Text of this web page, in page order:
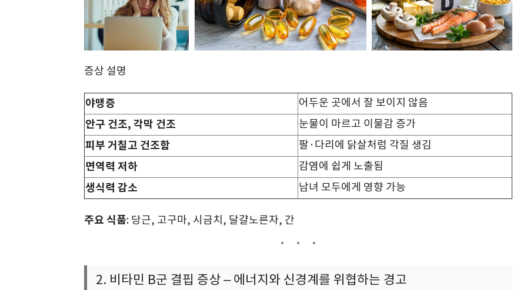
증상 설명
야맹증 어두운 곳에서 잘 보이지 않음
안구 건조, 각막 건조 눈물이 마르고 이물감 증가
피부 거칠고 건조함 팔·다리에 닭살처럼 각질 생김
면역력 저하 감염에 쉽게 노출됨
생식력 감소 남녀 모두에게 영향 가능
주요 식품: 당근, 고구마, 시금치, 달걀노른자, 간
2. 비타민 B군 결핍 증상 – 에너지와 신경계를 위협하는 경고